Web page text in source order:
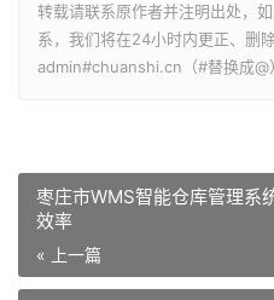
转载请联系原作者并注明出处，
系，我们将在24小时内更正、删
admin#chuanshi.cn（#替换成@）
枣庄市WMS智能仓库管理系
效率
« 上一篇